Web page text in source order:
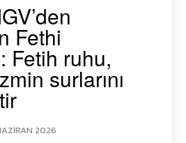
Fethi
Fetih ruhu,
surlarını
2026